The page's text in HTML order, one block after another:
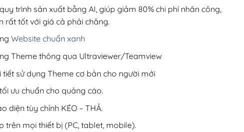
200,000₫.
trình sản xuất bằng AI, giúp giảm 80% chi phí nhân công,
rất tốt với giá cả phải chăng.
Website chuẩn xanh
Theme thông qua Ultraviewer/Teamview
sử dụng Theme cơ bản cho người mới
ưu chuẩn cho quảng cáo.
diện tùy chỉnh KÉO – THẢ.
trên mọi thiết bị (PC, tablet, mobile).